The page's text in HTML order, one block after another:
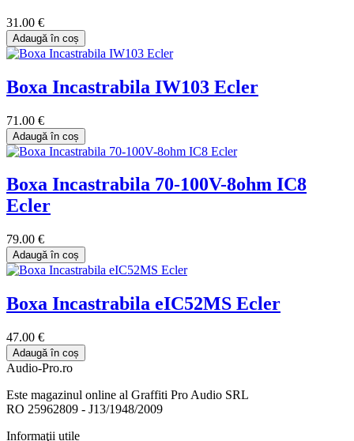
31.00 €
Adaugă în coș
Boxa Incastrabila IW103 Ecler
71.00 €
Adaugă în coș
Boxa Incastrabila 70-100V-8ohm IC8
Ecler
79.00 €
Adaugă în coș
Boxa Incastrabila eIC52MS Ecler
47.00 €
Adaugă în coș
Audio-Pro.ro
Este magazinul online al Graffiti Pro Audio SRL
RO 25962809 - J13/1948/2009
Informaţii utile